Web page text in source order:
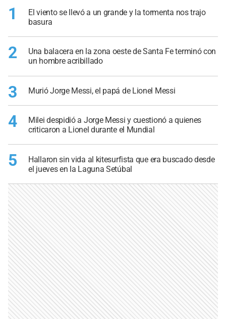
1
El viento se llevó a un grande y la tormenta nos trajo
basura
2
Una balacera en la zona oeste de Santa Fe terminó con
un hombre acribillado
3 Murió Jorge Messi, el papá de Lionel Messi
4
Milei despidió a Jorge Messi y cuestionó a quienes
criticaron a Lionel durante el Mundial
5
Hallaron sin vida al kitesurfista que era buscado desde
el jueves en la Laguna Setúbal